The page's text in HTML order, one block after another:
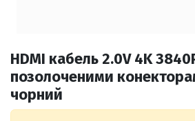
HDMI кабель 2.0V 4K
позолоченими
чорний